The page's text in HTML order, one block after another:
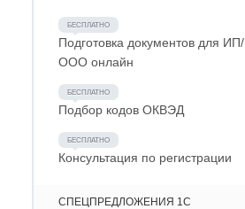
Подготовка документов для ИП/
ООО онлайн
Подбор кодов ОКВЭД
Консультация по регистрации
СПЕЦПРЕДЛОЖЕНИЯ 1С